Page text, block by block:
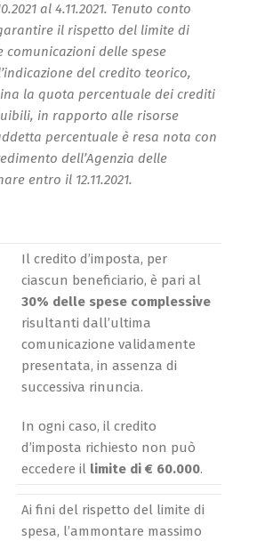
al 4.11.2021. Tenuto conto
il rispetto del limite di
comunicazioni delle spese
del credito teorico,
la quota percentuale dei crediti
in rapporto alle risorse
percentuale è resa nota con
dell’Agenzia delle
entro il 12.11.2021.
Il credito d’imposta, per
ciascun beneficiario, è pari al
30% delle spese complessive
risultanti dall’ultima
comunicazione validamente
presentata, in assenza di
successiva rinuncia.
In ogni caso, il credito
d’imposta richiesto non può
eccedere il limite di € 60.000.
Ai fini del rispetto del limite di
spesa, l’ammontare massimo